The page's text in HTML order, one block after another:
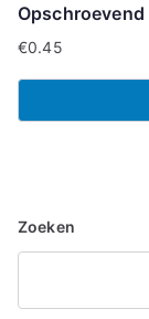
€0.45
Zoeken